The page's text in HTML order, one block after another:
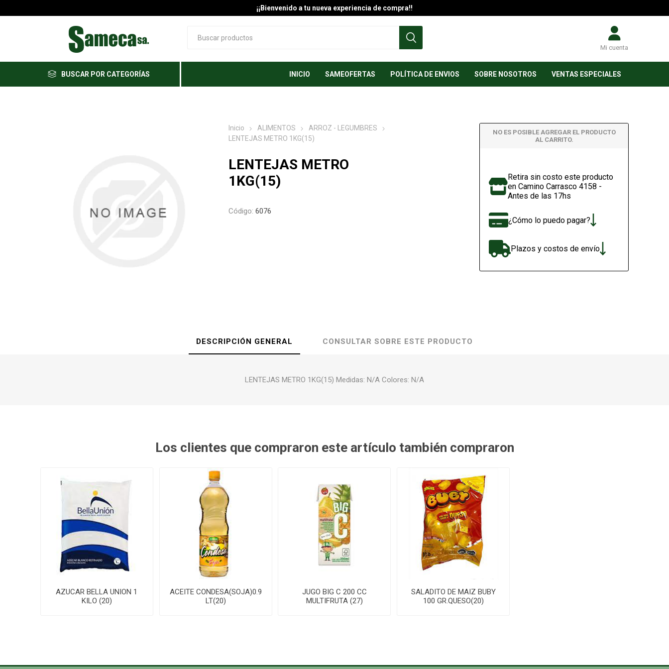
¡¡Bienvenido a tu nueva experiencia de compra!!
Mi cuenta
BUSCAR POR CATEGORÍAS INICIO SAMEOFERTAS POLÍTICA DE ENVIOS SOBRE NOSOTROS VENTAS ESPECIALES
Inicio ALIMENTOS
ARROZ - LEGUMBRES
LENTEJAS METRO 1KG(15)
LENTEJAS METRO
1KG(15)
Código: 6076
NO ES POSIBLE AGREGAR EL PRODUCTO
AL CARRITO.
Retira sin costo este producto
en Camino Carrasco 4158 -
Antes de las 17hs
¿Cómo lo puedo pagar?
Plazos y costos de envío
DESCRIPCIÓN GENERAL CONSULTAR SOBRE ESTE PRODUCTO
LENTEJAS METRO 1KG(15) Medidas: N/A Colores: N/A
Los clientes que compraron este artículo también compraron
AZUCAR BELLA UNION 1
KILO (20)
ACEITE CONDESA(SOJA)0.9
LT(20)
JUGO BIG C 200 CC
MULTIFRUTA (27)
SALADITO DE MAIZ BUBY
100 GR.QUESO(20)